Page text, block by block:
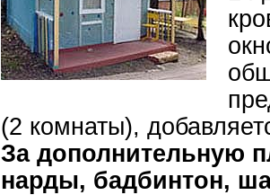
(2 комнаты),
За дополнительную
нарды, бадбинтон,